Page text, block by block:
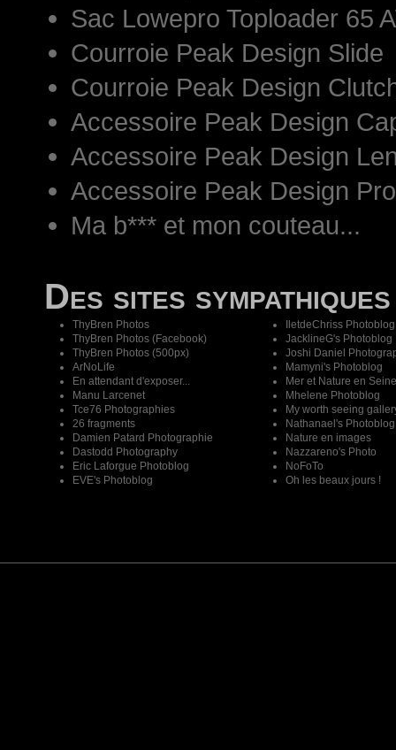
Sac Lowepro Toploader 65
Courroie Peak Design Slide
Courroie Peak Design
Accessoire Peak Design
Accessoire Peak Design
Accessoire Peak Design
Ma b*** et mon couteau...
Des sites sympathiques
ThyBren Photos
ThyBren Photos (Facebook)
ThyBren Photos (500px)
ArNoLife
En attendant d'exposer...
Manu Larcenet
Tce76 Photographies
26 fragments
Damien Patard Photographie
Dastodd Photography
Eric Laforgue Photoblog
EVE's Photoblog
IletdeChriss Photoblog
JacklineG's Photoblog
Joshi Daniel
Mamyni's Photoblog
Mer et Nature en Seine
Mhelene Photoblog
My worth seeing
Nathanael's Photoblog
Nature en images
Nazzareno's Photo
NoFoTo
Oh les beaux jours !